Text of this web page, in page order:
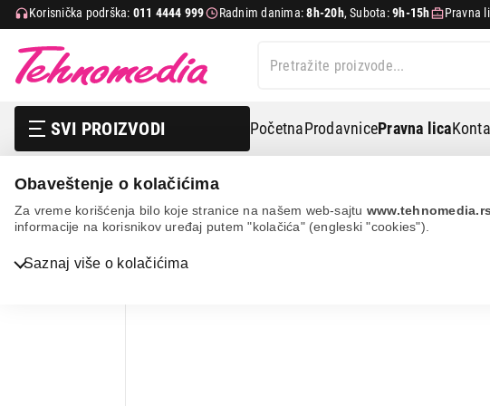
Obaveštenje o kolačićima
Za vreme korišćenja bilo koje stranice na našem web-sajtu www.tehnomedia.rs
informacije na korisnikov uređaj putem "kolačića" (engleski "cookies").
Saznaj više o kolačićima
Korisnička podrška: 011 4444 999 Radnim danima:8h-20h, Subota:9h-15h Pravna
SVI PROIZVODI PočetnaProdavnicePravna lica
Bela tehnika
Tv, audio, video i foto Zvučnici